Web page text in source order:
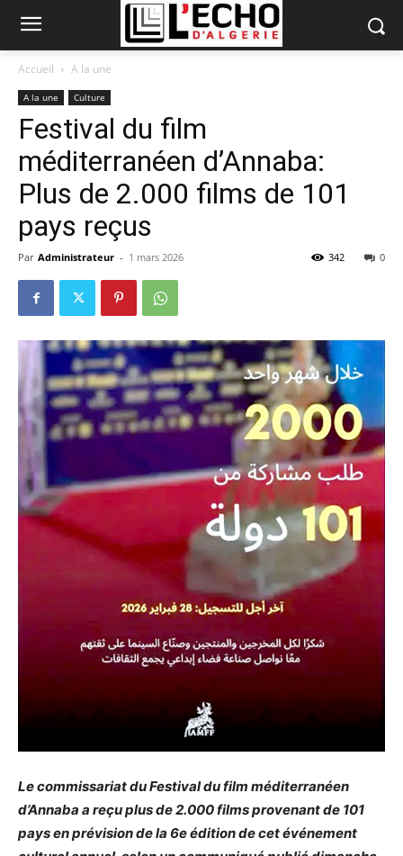
Accueil A la une
A la une Culture
Festival du film
méditerranéen d’Annaba:
Plus de 2.000 films de 101
pays reçus
Par Administrateur - 1 mars 2026 0
342
Le commissariat du Festival du film méditerranéen
d’Annaba a reçu plus de 2.000 films provenant de 101
pays en prévision de la 6e édition de cet événement